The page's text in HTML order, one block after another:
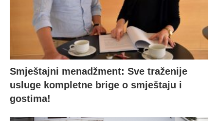
Smještajni menadžment: Sve traženije
usluge kompletne brige o smještaju i
gostima!